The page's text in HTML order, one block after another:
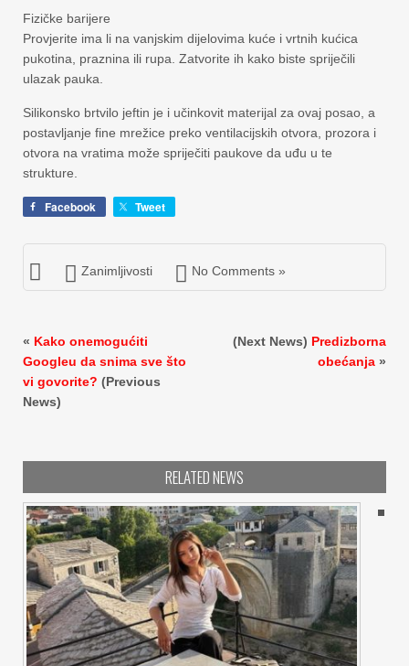
Fizičke barijere
Provjerite ima li na vanjskim dijelovima kuće i vrtnih kućica
pukotina, praznina ili rupa. Zatvorite ih kako biste spriječili
ulazak pauka.
Silikonsko brtvilo jeftin je i učinkovit materijal za ovaj posao, a
postavljanje fine mrežice preko ventilacijskih otvora, prozora i
otvora na vratima može spriječiti paukove da uđu u te
strukture.
Facebook Tweet
Zanimljivosti No Comments »
« Kako onemogućiti
Googleu da snima sve što
vi govorite? (Previous
News)
(Next News) Predizborna
obećanja »
RELATED NEWS